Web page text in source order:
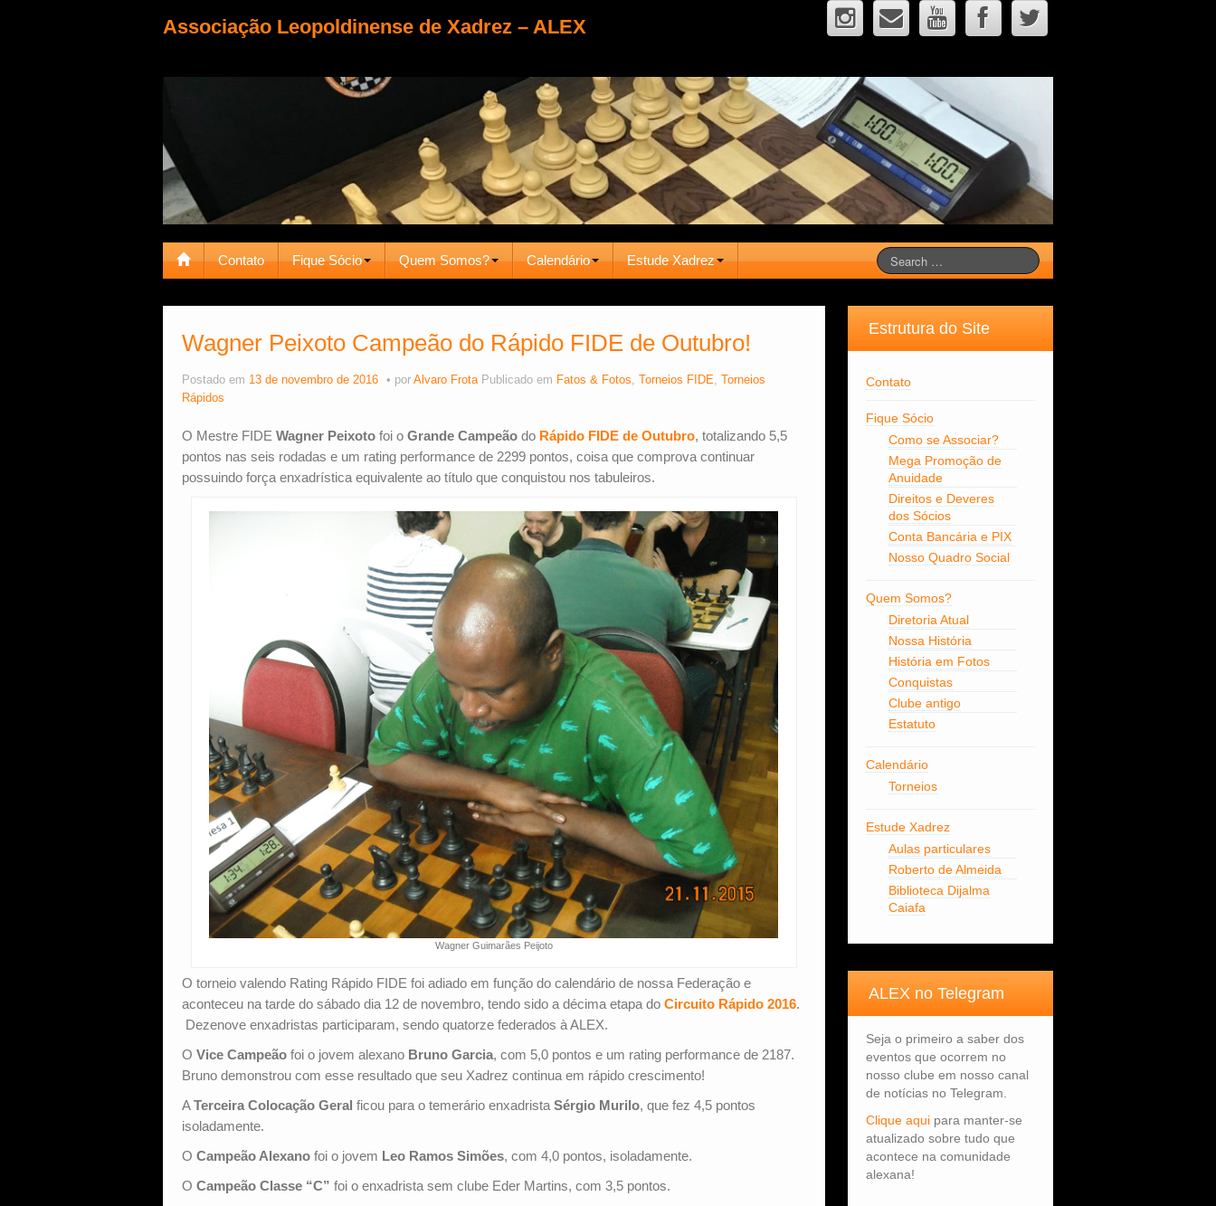
Associação Leopoldinense de Xadrez – ALEX
Contato Fique Sócio Quem Somos? Calendário Estude Xadrez
Wagner Peixoto Campeão do Rápido FIDE de Outubro!
Postado em 13 de novembro de 2016 por Alvaro Frota Publicado em Fatos & Fotos, Torneios FIDE,
Torneios
Rápidos
O Mestre FIDE Wagner Peixoto foi o Grande Campeão do Rápido FIDE de Outubro, totalizando 5,5
pontos nas seis rodadas e um rating performance de 2299 pontos, coisa que comprova continuar
possuindo força enxadrística equivalente ao título que conquistou nos tabuleiros.
Wagner Guimarães Peijoto
O torneio valendo Rating Rápido FIDE foi adiado em função do calendário de nossa Federação e
aconteceu na tarde do sábado dia 12 de novembro, tendo sido a décima etapa do Circuito Rápido 2016.
Dezenove enxadristas participaram, sendo quatorze federados à ALEX.
O Vice Campeão foi o jovem alexano Bruno Garcia, com 5,0 pontos e um rating performance de 2187.
Bruno demonstrou com esse resultado que seu Xadrez continua em rápido crescimento!
ATerceira Colocação Geral ficou para o temerário enxadrista Sérgio Murilo, que fez 4,5 pontos
isoladamente.
O Campeão Alexano foi o jovem Leo Ramos Simões, com 4,0 pontos, isoladamente.
O Campeão Classe “C” foi o enxadrista sem clube Eder Martins, com 3,5 pontos.
Estrutura do Site
Contato
Fique Sócio
Como se Associar?
Mega Promoção de
Anuidade
Direitos e Deveres
dos Sócios
Conta Bancária e PIX
Nosso Quadro Social
Quem Somos?
Diretoria Atual
Nossa História
História em Fotos
Conquistas
Clube antigo
Estatuto
Calendário
Torneios
Estude Xadrez
Aulas particulares
Roberto de Almeida
Biblioteca Dijalma
Caiafa
ALEX no Telegram
Seja o primeiro a saber dos
eventos que ocorrem no
nosso clube em nosso canal
de notícias no Telegram.
Clique aquipara manter-se
atualizado sobre tudo que
acontece na comunidade
alexana!